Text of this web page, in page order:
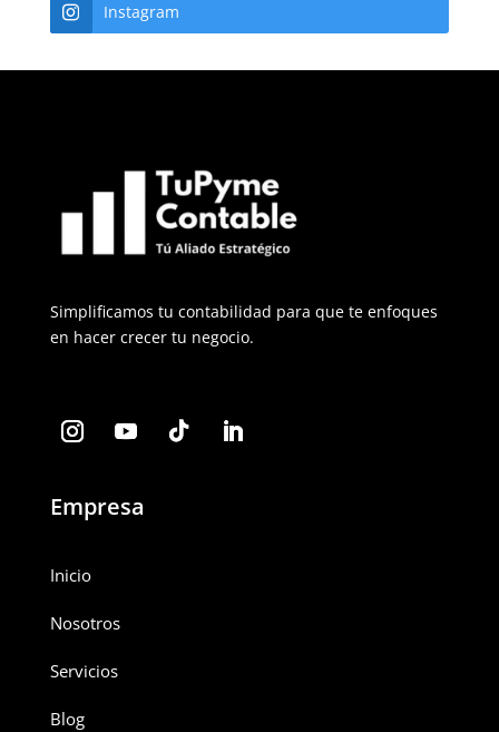
Instagram
Simplificamos tu contabilidad para que te enfoques
en hacer crecer tu negocio.
Empresa
Inicio
Nosotros
Servicios
Blog